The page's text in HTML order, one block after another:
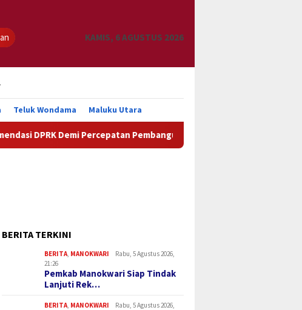
KAMIS, 6 AGUSTUS 2026
Teluk Wondama Maluku Utara
Percepatan Pembangunan Daerah
BERITA TERKINI
BERITA, MANOKWARI
Rabu, 5 Agustus 2026,
21:26
Pemkab Manokwari Siap Tindak
Lanjuti Rek…
BERITA, MANOKWARI
Rabu, 5 Agustus 2026,